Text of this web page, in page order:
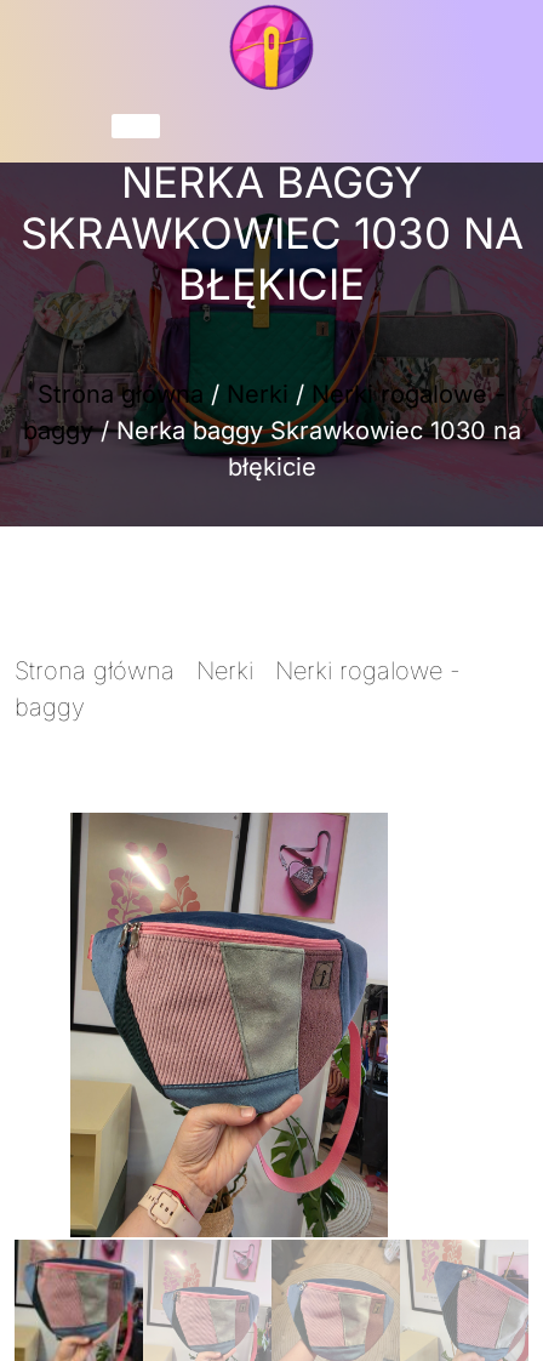
NERKA BAGGY
SKRAWKOWIEC 1030 NA
BŁĘKICIE
Strona główna / Nerki / Nerki rogalowe -
baggy/ Nerka baggy Skrawkowiec 1030 na
błękicie
Strona główna Nerki
Nerki rogalowe -
baggy